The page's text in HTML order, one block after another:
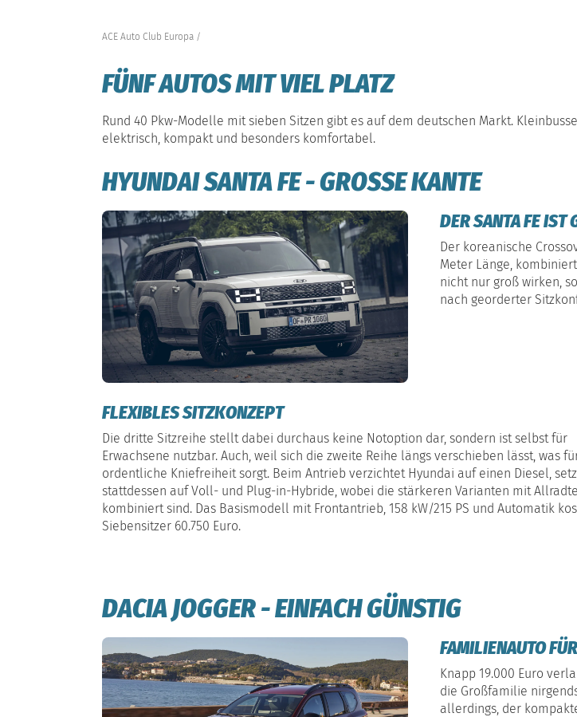
ACE Auto Club Europa
FÜNF AUTOS MIT VIEL PLATZ
Rund 40 Pkw-Modelle mit sieben Sitzen gibt es auf dem deutschen Markt.
elektrisch, kompakt und besonders komfortabel.
HYUNDAI SANTA FE - GROSSE KANTE
DER SANTA FE IST
Der koreanische
Meter Länge,
nicht nur groß wirken,
nach georderter
FLEXIBLES SITZKONZEPT
Die dritte Sitzreihe stellt dabei durchaus keine Notoption dar, sondern ist selbst für
Erwachsene nutzbar. Auch, weil sich die zweite Reihe längs verschieben lässt, was
ordentliche Kniefreiheit sorgt. Beim Antrieb verzichtet Hyundai auf einen Diesel,
stattdessen auf Voll- und Plug-in-Hybride, wobei die stärkeren Varianten mit
kombiniert sind. Das Basismodell mit Frontantrieb, 158 kW/215 PS und Automatik
Siebensitzer 60.750 Euro.
DACIA JOGGER - EINFACH GÜNSTIG
FAMILIENAUTO
Knapp 19.000 Euro
die Großfamilie
allerdings, der